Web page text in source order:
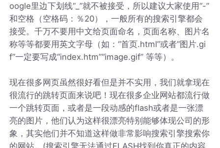
oogle里边下划线“_”就不被接受，所以建议大家使用“-”
和空格（空格码：％20），一般所有的搜索引擎都会
接受。千万不要用中文给页面命名，页面名称、图片名
称等等都要用英文字母（如：“首页.html”或者“图片.gi
f”一定要写成“index.htm”“image.gif” 等等）。
现在很多网页虽然很好看但是并不实用，我们就拿现在
很流行的跳转页面来说吧！现在很多企业网站都流行做
一个跳转页面，或者是一段动感的flash或者是一张漂
亮的图片，他们认为这样很漂亮特别能够体现公司的形
象，其实他们并不知道这样做非常影响搜索引擎搜索你
的网站。(搜索引擎无法通过FLASH找到你真正的内容